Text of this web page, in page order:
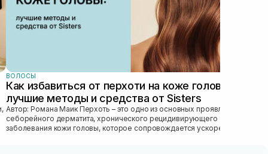
ВОЛОСЫ
Как избавиться от перхоти на коже головы:
лучшие методы и средства от Sisters
Автор: Романа Маик Перхоть – это одно из основных проявлений
себорейного дерматита, хронического рецидивирующего
заболевания кожи головы, которое сопровождается ускоренным